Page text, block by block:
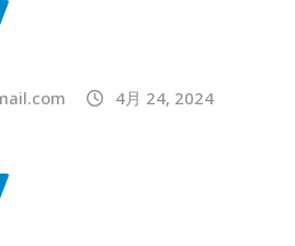
4月 24, 2024